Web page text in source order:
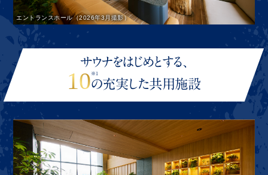
エントランスホール（2026年3月撮影）
サウナをはじめとする、
10 ※1
の充実した共用施設